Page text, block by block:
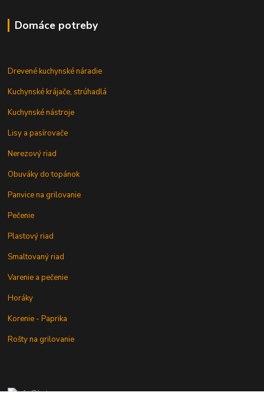
Domáce potreby
Drevené kuchynské náradie
Kuchynské krájače, strúhadlá
Kuchynské nástroje
Lisy a pasírovače
Nerezový riad
Obuváky do topánok
Panvice na grilovanie
Pečenie
Plastový riad
Smaltovaný riad
Varenie a pečenie
Horáky
Korenie - Paprika
Rošty na grilovanie
+421 902 212 007